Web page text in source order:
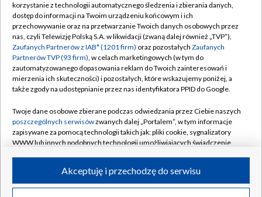
TVP
Abonament TVP
Emisja w TVP
Centrum informacji TVP
Naziemna Telewizja Cyfrowa
Rada Programowa
System NOS
Informacje o nadawcy
Program dla prasy
Regulamin TVP
Polityka prywatności
Moje zgody
Pomoc
Kontakt
Kanały
©2026 Telewizja Polska S.A. w likwidacji
korzystanie z technologii automatycznego śledzenia i zbierania danych,
dostęp do informacji na Twoim urządzeniu końcowym i ich
przechowywanie oraz na przetwarzanie Twoich danych osobowych przez
nas, czyli Telewizję Polską S.A. w likwidacji (zwaną dalej również „TVP”),
Zaufanych Partnerów z IAB* (1201 firm) oraz pozostałych Zaufanych
Partnerów TVP (93 firm), w celach marketingowych (w tym do
zautomatyzowanego dopasowania reklam do Twoich zainteresowań i
mierzenia ich skuteczności) i pozostałych, które wskazujemy poniżej, a
także zgody na udostępnianie przez nas identyfikatora PPID do Google.
Twoje dane osobowe zbierane podczas odwiedzania przez Ciebie naszych
poszczególnych serwisówzwanych dalej „Portalem”, w tym informacje
zapisywane za pomocą technologii takich jak: pliki cookie, sygnalizatory
WWW lub innych podobnych technologii umożliwiających świadczenie
ruchu w Internecie.Akceptuję i przechodzę do serwisu